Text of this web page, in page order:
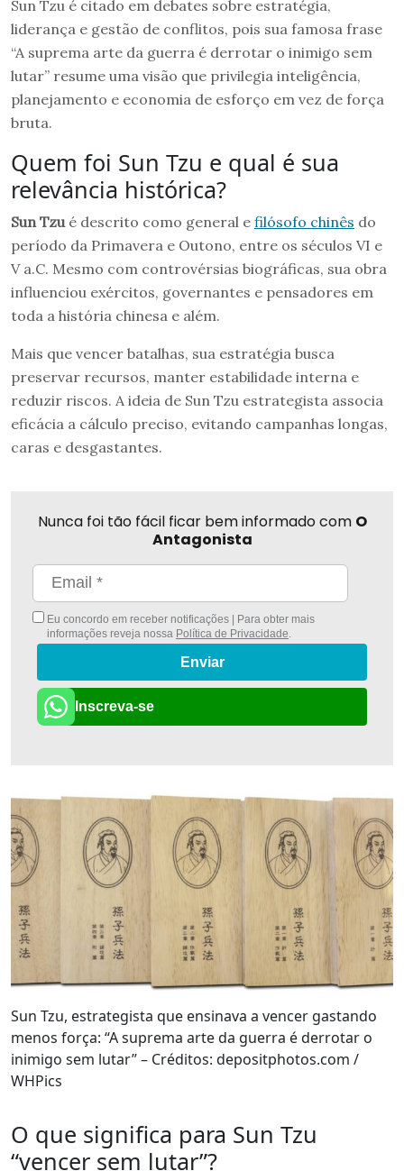
Sun Tzu é citado em debates sobre estratégia,
liderança e gestão de conflitos, pois sua famosa frase
“A suprema arte da guerra é derrotar o inimigo sem
lutar” resume uma visão que privilegia inteligência,
planejamento e economia de esforço em vez de força
bruta.
Quem foi Sun Tzu e qual é sua
relevância histórica?
Sun Tzu é descrito como general e filósofo chinês do
período da Primavera e Outono, entre os séculos VI e
V a.C. Mesmo com controvérsias biográficas, sua obra
influenciou exércitos, governantes e pensadores em
toda a história chinesa e além.
Mais que vencer batalhas, sua estratégia busca
preservar recursos, manter estabilidade interna e
reduzir riscos. A ideia de Sun Tzu estrategista associa
eficácia a cálculo preciso, evitando campanhas longas,
caras e desgastantes.
Nunca foi tão fácil ficar bem informado com O
Antagonista
Eu concordo em receber notificações | Para obter mais
informações reveja nossa Política de Privacidade
Enviar
Inscreva-se
Sun Tzu, estrategista que ensinava a vencer gastando
menos força: “A suprema arte da guerra é derrotar o
inimigo sem lutar” – Créditos: depositphotos.com /
WHPics
O que significa para Sun Tzu
“vencer sem lutar”?